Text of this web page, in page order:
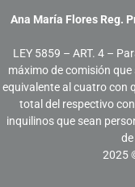
Ana María Flores Reg.
LEY 5859 – ART. 4 –
máximo de comisión que
equivalente al cuatro con
total del respectivo
inquilinos que sean
2025